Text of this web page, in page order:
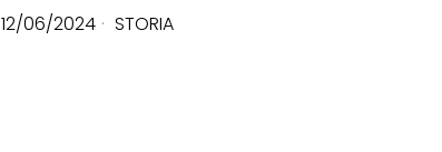
12/06/2024 STORIA